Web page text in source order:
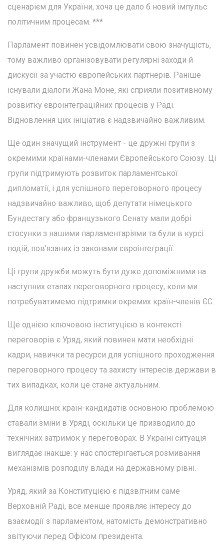
сценарієм для України, хоча це дало б новий імпульс
політичним процесам. ***
Парламент повинен усвідомлювати свою значущість,
тому важливо організовувати регулярні заходи й
дискусії за участю європейських партнерів. Раніше
існували діалоги Жана Моне, які сприяли позитивному
розвитку євроінтеграційних процесів у Раді.
Відновлення цих ініціатив є надзвичайно важливим.
Ще один значущий інструмент - це дружні групи з
окремими країнами-членами Європейського Союзу. Ці
групи підтримують розвиток парламентської
дипломатії, і для успішного переговорного процесу
надзвичайно важливо, щоб депутати німецького
Бундестагу або французького Сенату мали добрі
стосунки з нашими парламентаріями та були в курсі
подій, пов’язаних із законами євроінтеграції.
Ці групи дружби можуть бути дуже допоміжними на
наступних етапах переговорного процесу, коли ми
потребуватимемо підтримки окремих країн-членів ЄС.
Ще однією ключовою інституцією в контексті
переговорів є Уряд, який повинен мати необхідні
кадри, навички та ресурси для успішного проходження
переговорного процесу та захисту інтересів держави в
тих випадках, коли це стане актуальним.
Для колишніх країн-кандидатів основною проблемою
ставали зміни в Уряді, оскільки це призводило до
технічних затримок у переговорах. В Україні ситуація
виглядає інакше: у нас спостерігається розмивання
механізмів розподілу влади на державному рівні.
Уряд, який за Конституцією є підзвітним саме
Верховній Раді, все менше проявляє інтересу до
взаємодії з парламентом, натомість демонстративно
звітуючи перед Офісом президента.